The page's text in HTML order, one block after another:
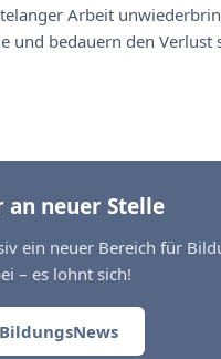
Arbeit
und bedauern den Verlust
an neuer Stelle
ein neuer Bereich für
– es lohnt sich!